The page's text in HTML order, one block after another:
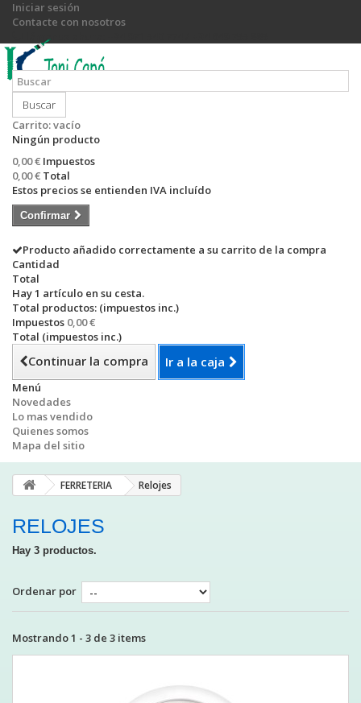
Iniciar sesión
Contacte con nosotros
Llámanos ahora:
Buscar
Carrito:vacío
Ningún producto
0,00 € Impuestos
0,00 € Total
Estos precios se entienden IVA incluído
Confirmar
Producto añadido correctamente a su carrito de la compra
Cantidad
Total
Hay 1 artículo en su cesta.
Total productos: (impuestos inc.)
Impuestos 0,00 €
Total (impuestos inc.)
Continuar la compra Ir a la caja
Menú
Novedades
Lo mas vendido
Quienes somos
Mapa del sitio
FERRETERIA Relojes
RELOJES
Hay 3 productos.
Ordenar por
Mostrando 1 - 3 de 3 items